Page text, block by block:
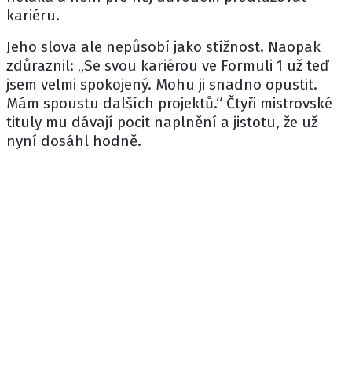
kariéru.
Jeho slova ale nepůsobí jako stížnost. Naopak
zdůraznil: „Se svou kariérou ve Formuli 1 už teď
jsem velmi spokojený. Mohu ji snadno opustit.
Mám spoustu dalších projektů.“ Čtyři mistrovské
tituly mu dávají pocit naplnění a jistotu, že už
nyní dosáhl hodně.